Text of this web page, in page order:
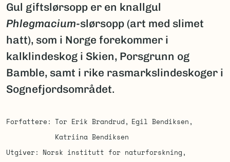
Gul giftslørsopp er en knallgul
Phlegmacium-slørsopp (art med slimet
hatt), som i Norge forekommer i
kalklindeskog i Skien, Porsgrunn og
Bamble, samt i rike rasmarkslindeskoger i
Sognefjordsområdet.
Forfattere Tor Erik Brandrud
Egil Bendiksen
Katriina Bendiksen
Utgiver
Norsk institutt for naturforskning